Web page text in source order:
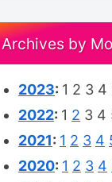
Archives by
2023: 1 2 3 4
2022: 1 2 3 4
2021: 1 2 3 4
2020: 1 2 3 4